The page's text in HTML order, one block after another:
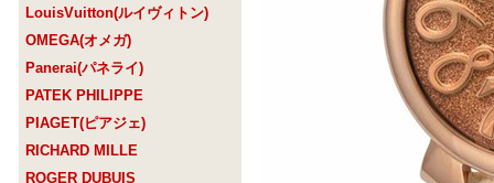
LouisVuitton(ルイヴィトン)
OMEGA(オメガ)
Panerai(パネライ)
PATEK PHILIPPE
PIAGET(ピアジェ)
RICHARD MILLE
ROGER DUBUIS